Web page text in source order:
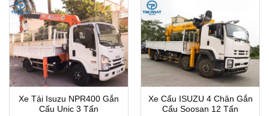
Xe Tải Isuzu NPR400 Gắn
Cẩu Unic 3 Tấn
Xe Cẩu ISUZU 4 Chân Gắn
Cẩu Soosan 12 Tấn